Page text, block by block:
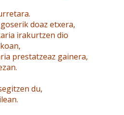
doaz etxera,
irakurtzen dio
prestatzeaz gainera,
du,